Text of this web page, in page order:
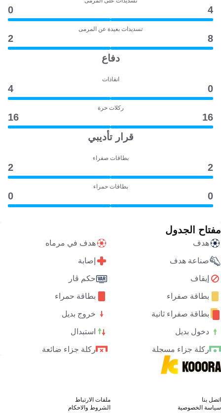
4
0
تسديدات بعيدة عن المرمى
8
2
دفاع
انقاذات
0
4
ركلات حرة
16
16
قرار تأديبي
بطاقات صفراء
2
2
بطاقات حمراء
0
0
مفتاح الجدول
هدف هدف في مرماه
صناعة هدف إصابة
إيقاف حكم ڤار
بطاقة صفراء بطاقة حمراء
بطاقة صفراء ثانية خروج بديل
دخول بديل استبدال
ركلة جزاء مسجلة ركلة جزاء ضائعة
اتصل بنا
ملفات الارتباط
سياسة الخصوصية
الشروط والاحكام